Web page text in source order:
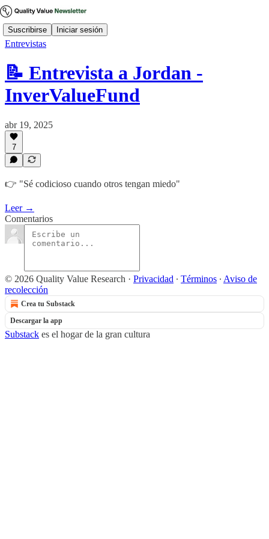
Suscribirse Iniciar sesión
Entrevistas
📝 Entrevista a Jordan -
InverValueFund
abr 19, 2025
7
👉 "Sé codicioso cuando otros tengan miedo"
Leer →
Comentarios
© 2026 Quality Value Research · Privacidad ∙ Términos ∙ Aviso de
recolección
Crea tu Substack
Descargar la app
Substack es el hogar de la gran cultura